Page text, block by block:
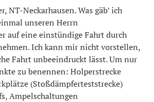
NT-Neckarhausen. Was gäb’ ich
unseren Herrn
auf eine einstündige Fahrt durch
Ich kann mir nicht vorstellen,
Fahrt unbeeindruckt lässt. Um nur
zu benennen: Holperstrecke
(Stoßdämpferteststrecke)
Ampelschaltungen